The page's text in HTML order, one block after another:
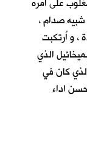
صدام ،
، و اُرتكبت
الذي
كان في
اداء